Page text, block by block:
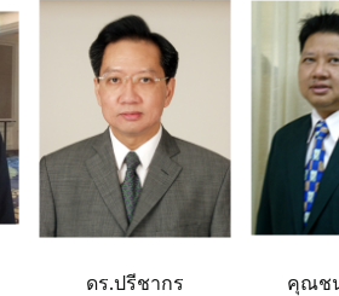
ดร.ปรีชากร
คุณช